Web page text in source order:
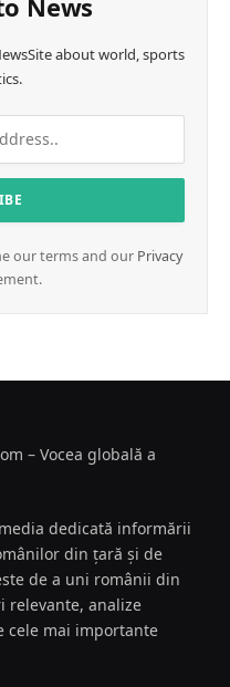
about world, sports
our terms and our Privacy
– Vocea globală a
dedicată informării
din țară și de
de a uni românii din
relevante, analize
cele mai importante